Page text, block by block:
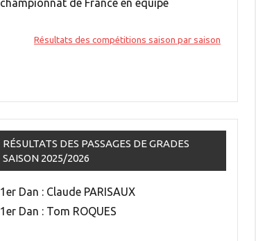
championnat de France en équipe
Résultats des compétitions saison par saison
RÉSULTATS DES PASSAGES DE GRADES
SAISON 2025/2026
1er Dan : Claude PARISAUX
1er Dan : Tom ROQUES